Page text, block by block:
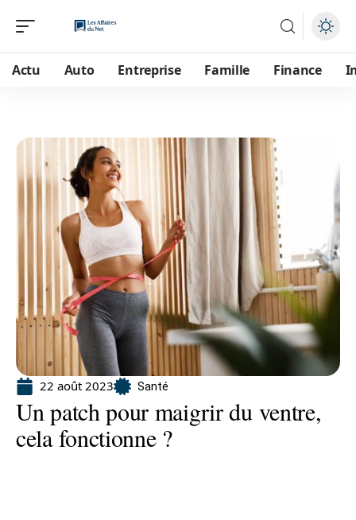
Actu Auto Entreprise Famille Finance
22 août 2023 Santé
Un patch pour maigrir du ventre,
cela fonctionne ?